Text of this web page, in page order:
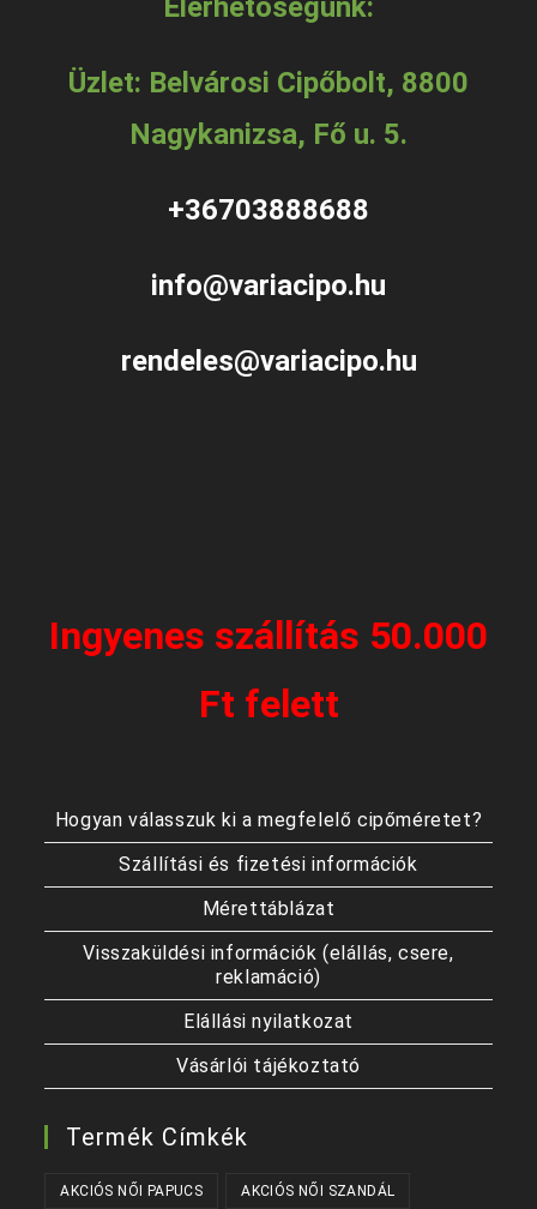
Elérhetőségünk:
Üzlet: Belvárosi Cipőbolt, 8800
Nagykanizsa, Fő u. 5.
+36703888688
info@variacipo.hu
rendeles@variacipo.hu
Ingyenes szállítás 50.000
Ft felett
Hogyan válasszuk ki a megfelelő cipőméretet?
Szállítási és fizetési információk
Mérettáblázat
Visszaküldési információk (elállás, csere,
reklamáció)
Elállási nyilatkozat
Vásárlói tájékoztató
Termék Címkék
AKCIÓS NŐI PAPUCS AKCIÓS NŐI SZANDÁL